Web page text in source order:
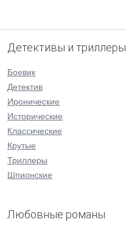
Детективы и триллеры
Боевик
Детектив
Иронические
Исторические
Классические
Крутые
Триллеры
Шпионские
Любовные романы